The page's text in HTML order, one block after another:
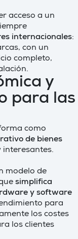
acceso a un
internacionales:
con un
completo,
y
para las
como
de bienes
interesantes.
modelo de
simplifica
y software
para
los costes
los clientes